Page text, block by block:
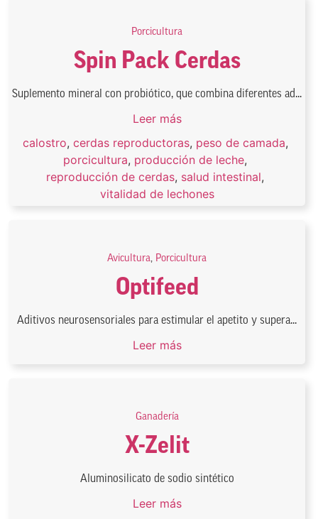
Porcicultura
Spin Pack Cerdas
Suplemento mineral con probiótico, que combina diferentes ad...
Leer más
calostro, cerdas reproductoras, peso de camada,
porcicultura, producción de leche,
reproducción de cerdas, salud intestinal,
vitalidad de lechones
Avicultura, Porcicultura
Optifeed
Aditivos neurosensoriales para estimular el apetito y supera...
Leer más
Ganadería
X-Zelit
Aluminosilicato de sodio sintético
Leer más